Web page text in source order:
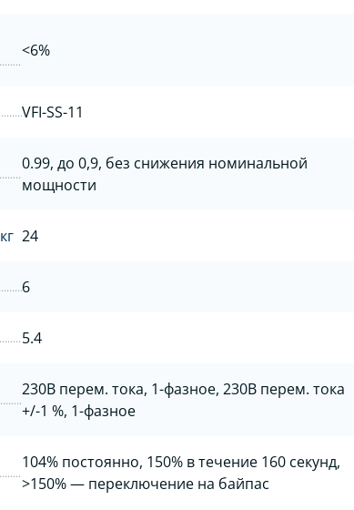
<6%
VFI-SS-11
0.99, до 0,9, без снижения номинальной
мощности
24
6
5.4
230В перем. тока, 1-фазное, 230В перем. тока
+/-1 %, 1-фазное
104% постоянно, 150% в течение 160 секунд,
>150% — переключение на байпас